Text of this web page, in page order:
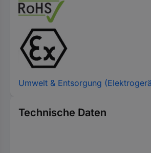
Umwelt & Entsorgung
Technische Daten